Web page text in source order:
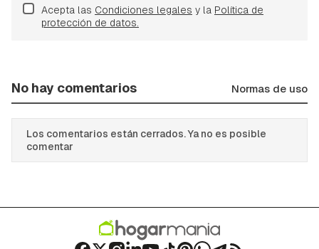
Acepta las Condiciones legales y la Política de
protección de datos.
No hay comentarios Normas de uso
Los comentarios están cerrados. Ya no es posible
comentar